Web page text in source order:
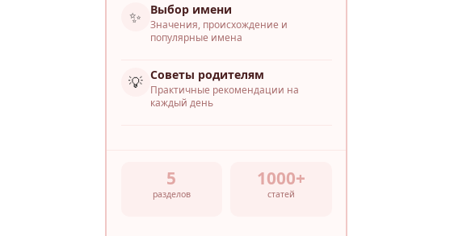
✨ Выбор имени
Значения, происхождение и
популярные имена
💡 Советы родителям
Практичные рекомендации на
каждый день
5
разделов
1000+
статей